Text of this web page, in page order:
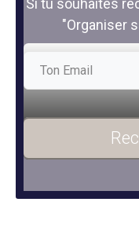
Si tu souhaites
"Organiser